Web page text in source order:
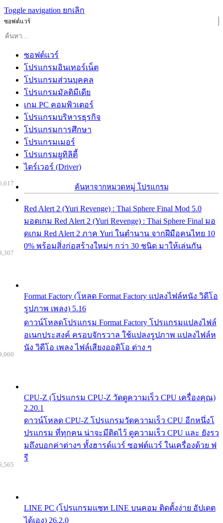
Toggle navigation ยกเลิก
ซอฟต์แวร์
ซอฟต์แวร์
โปรแกรมอินเทอร์เน็ต
โปรแกรมส่วนบุคคล
โปรแกรมมัลติมีเดีย
เกม PC คอมพิวเตอร์
โปรแกรมบริหารธุรกิจ
โปรแกรมการศึกษา
โปรแกรมเมอร์
โปรแกรมยูทิลิตี้
ไดร์เวอร์ (Driver)
ค้นหาจากหมวดหมู่ โปรแกรม
Red Alert 2 (Yuri Revenge) : Thai Sphere Final Mod 5.0
มอดเกม Red Alert 2 (Yuri Revenge) : Thai Sphere Final มอ
ดเกม Red Alert 2 ภาค Yuri ในตำนาน จากฝีมือคนไทย 10
0% พร้อมสิ่งก่อสร้างใหม่ๆ กว่า 30 ชนิด มาให้เล่นกัน
Format Factory (โหลด Format Factory แปลงไฟล์หนัง วิดีโอ
รูปภาพ เพลง) 5.16
ดาวน์โหลดโปรแกรม Format Factory โปรแกรมแปลงไฟล์
อเนกประสงค์ ครอบจักรวาล ใช้แปลงรูปภาพ แปลงไฟล์ห
นัง วิดีโอ เพลง ไฟล์เสียงออดิโอ ต่าง ๆ
CPU-Z (โปรแกรม CPU-Z วัดดูความเร็ว CPU เครื่องคุณ)
2.20.1
ดาวน์โหลด CPU-Z โปรแกรมวัดความเร็ว CPU อีกหนึ่งโ
ปรแกรม ที่ทุกคน น่าจะมีติดไว้ ดูความเร็ว CPU และ ยังรว
มถึงบอกค่าต่างๆ ทั้งฮารด์แวร์ ซอฟต์แวร์ ในเครื่องด้วย ฟ
รี
LINE PC (โปรแกรมแชท LINE บนคอม ติดตั้งง่าย อัปเดต
ได้เอง) 26.2.0